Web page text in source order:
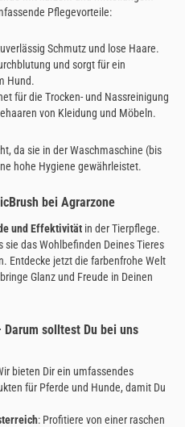
Pflegevorteile:
Schmutz und lose Haare.
und sorgt für ein
Hund.
für die Trocken- und Nassreinigung
von Kleidung und Möbeln.
da sie in der Waschmaschine (bis
hohe Hygiene gewährleistet.
bei Agrarzone
und Effektivität in der Tierpflege.
sie das Wohlbefinden Deines Tieres
Entdecke jetzt die farbenfrohe Welt
Glanz und Freude in Deinen
solltest Du bei uns
bieten Dir ein umfassendes
für Pferde und Hunde, damit Du
: Profitiere von einer raschen